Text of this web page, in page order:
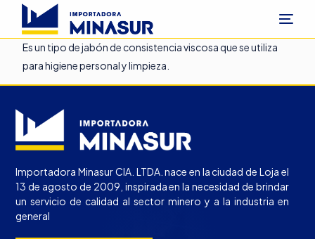
Es un tipo de jabón de consistencia viscosa que se utiliza
para higiene personal y limpieza.
Importadora Minasur CIA. LTDA. nace en la ciudad de Loja el
13 de agosto de 2009, inspirada en la necesidad de brindar
un servicio de calidad al sector minero y a la industria en
general